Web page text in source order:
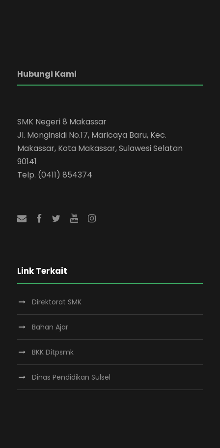
Hubungi Kami
SMK Negeri 8 Makassar
Jl. Monginsidi No.17, Maricaya Baru, Kec.
Makassar, Kota Makassar, Sulawesi Selatan
90141
Telp. (0411) 854374
Link Terkait
Direktorat SMK
Bahan Ajar
BKK Ditpsmk
Dinas Pendidikan Sulsel